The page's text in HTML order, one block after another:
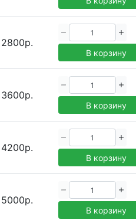
2800р.
В корзину
3600р.
В корзину
4200р.
В корзину
5000р.
В корзину